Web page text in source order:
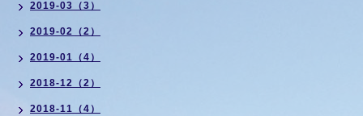
2019-03（3）
2019-02（2）
2019-01（4）
2018-12（2）
2018-11（4）